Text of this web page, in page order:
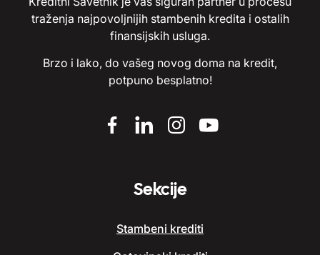
traženja najpovoljnijih stambenih kredita i ostalih
finansijskih usluga.
Brzo i lako, do vašeg novog doma na kredit,
potpuno besplatno!
Sekcije
Stambeni krediti